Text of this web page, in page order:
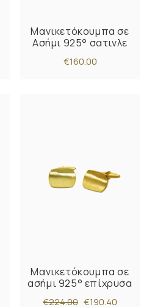
Μανικετόκουμπα σε
Ασήμι 925° σατινλε
€160.00
Μανικετόκουμπα σε
ασήμι 925° επίχρυσα
€224.00 €190.40